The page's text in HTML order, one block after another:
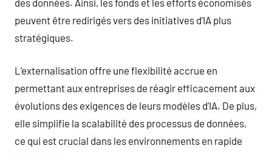
peuvent être redirigés vers des initiatives d’IA plus
stratégiques.
L’externalisation offre une flexibilité accrue en
permettant aux entreprises de réagir efficacement aux
évolutions des exigences de leurs modèles d’IA. De plus,
elle simplifie la scalabilité des processus de données,
ce qui est crucial dans les environnements en rapide